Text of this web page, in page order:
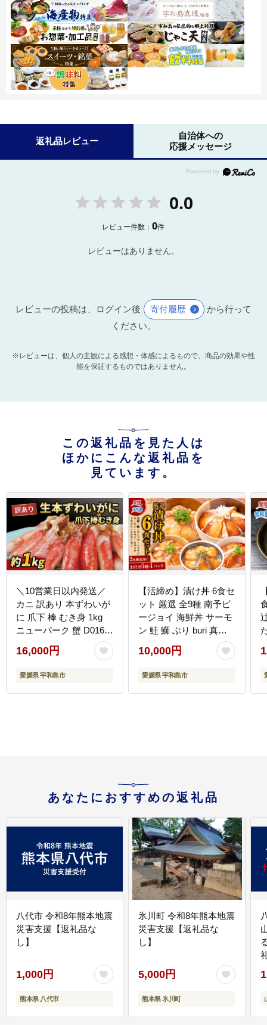
返礼品レビュー
自治体への
応援メッセージ
0.0
レビュー件数：0件
レビューはありません。
レビューの投稿は、ログイン後 寄付履歴
から行って
ください。
※レビューは、個人の主観による感想・体感によるもので、商品の効果や性
能を保証するものではありません。
この返礼品を見た人は
ほかにこんな返礼品を
見ています。
＼10営業日以内発送／
カニ 訳あり 本ずわいが
に 爪下 棒 むき身 1kg
ニューバーク 蟹 D016-
16,000円
愛媛県 宇和島市
【活締め】漬け丼 6食セ
ット 厳選 全9種 南予ビ
ージョイ 海鮮丼 サーモ
ン 鮭 鰤 ぶり buri 真鯛
たい タイ カンパチ シマ
アジ 縞鯵ヒラメ ヒラマ
サ D010-150005
10,000円
愛媛県 宇和島市
あなたにおすすめの返礼品
八代市 令和8年熊本地震
災害支援【返礼品な
し】
1,000円
熊本県 八代市
氷川町 令和8年熊本地震
災害支援【返礼品な
し】
5,000円
熊本県 氷川町